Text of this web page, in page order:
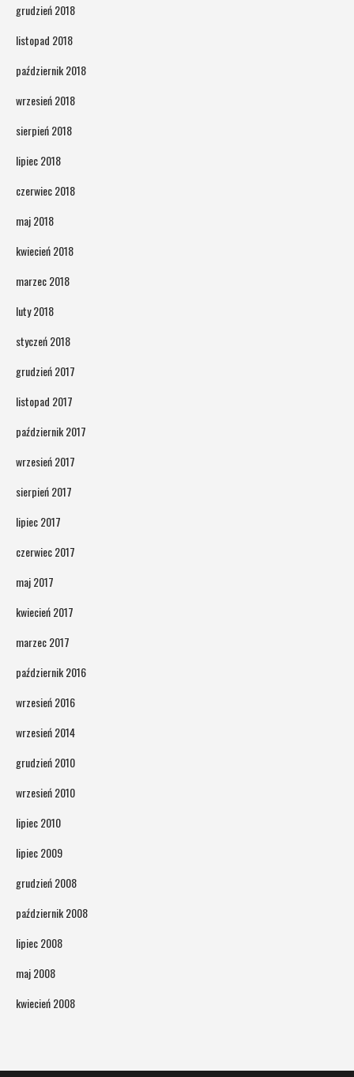
grudzień 2018
listopad 2018
październik 2018
wrzesień 2018
sierpień 2018
lipiec 2018
czerwiec 2018
maj 2018
kwiecień 2018
marzec 2018
luty 2018
styczeń 2018
grudzień 2017
listopad 2017
październik 2017
wrzesień 2017
sierpień 2017
lipiec 2017
czerwiec 2017
maj 2017
kwiecień 2017
marzec 2017
październik 2016
wrzesień 2016
wrzesień 2014
grudzień 2010
wrzesień 2010
lipiec 2010
lipiec 2009
grudzień 2008
październik 2008
lipiec 2008
maj 2008
kwiecień 2008